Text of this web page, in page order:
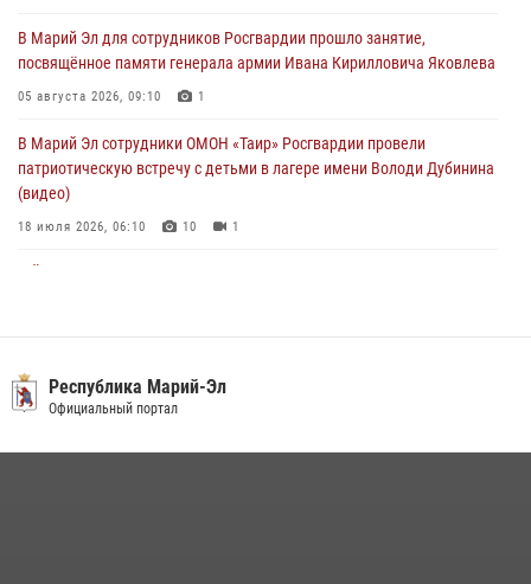
06 августа 2026, 08:00
В Марий Эл сотрудники вневедомственной охраны Росгвардии за
05 августа 2026, 09:44
В Марий Эл для сотрудников Росгвардии прошло занятие,
посвящённое памяти генерала армии Ивана Кирилловича Яковлева
05 августа 2026, 09:10 1
В Марий Эл сотрудники ОМОН «Таир» Росгвардии провели
патриотическую встречу с детьми в лагере имени Володи Дубинина
(видео)
18 июля 2026, 06:10 10 1
В Марий Эл сотрудники Росгвардии присоединились к масштабной
донорской акции (видео)
Республика Марий-Эл
Официальный портал